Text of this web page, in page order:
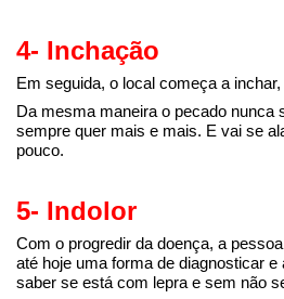
4- Inchação
Em seguida, o local começa a
Da mesma maneira o pecado nunca
sempre quer mais e mais. E vai se
pouco.
5- Indolor
Com o progredir da doença, a
até hoje uma forma de diagnosticar
saber se está com lepra e sem não